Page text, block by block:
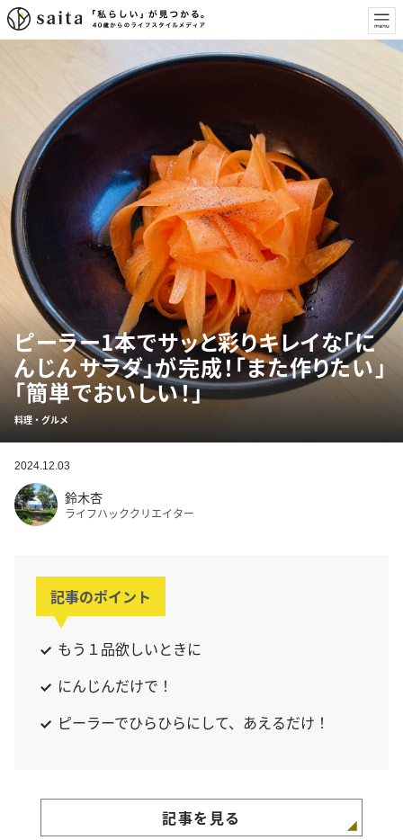
ピーラー1本でサッと彩りキレイな「に
んじんサラダ」が完成！「また作りたい」
「簡単でおいしい！」
料理・グルメ
2024.12.03
鈴木杏
ライフハッククリエイター
記事のポイント
もう１品欲しいときに
にんじんだけで！
ピーラーでひらひらにして、あえるだけ！
記事を見る